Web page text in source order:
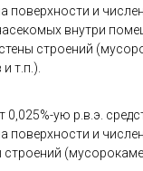
поверхности и
внутри
строений
т.п.).
ую р.в.э.
поверхности и